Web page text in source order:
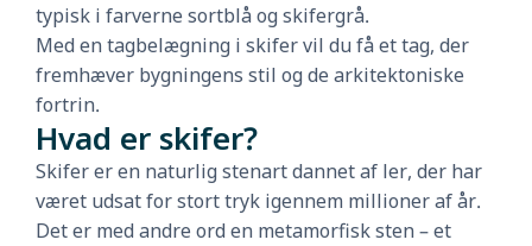
typisk i farverne sortblå og skifergrå.
Med en tagbelægning i skifer vil du få et tag, der
fremhæver bygningens stil og de arkitektoniske
fortrin.
Hvad er skifer?
Skifer er en naturlig stenart dannet af ler, der har
været udsat for stort tryk igennem millioner af år.
Det er med andre ord en metamorfisk sten – et